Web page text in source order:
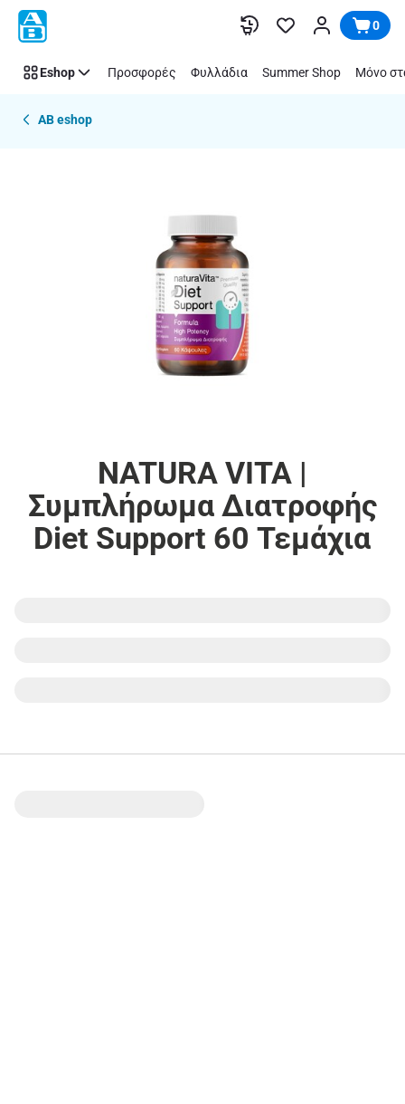
Παράλειψη 0
Eshop Προσφορές Φυλλάδια Summer Shop Μόνο
AB eshop
NATURA VITA |
Συμπλήρωμα Διατροφής
Diet Support 60 Τεμάχια